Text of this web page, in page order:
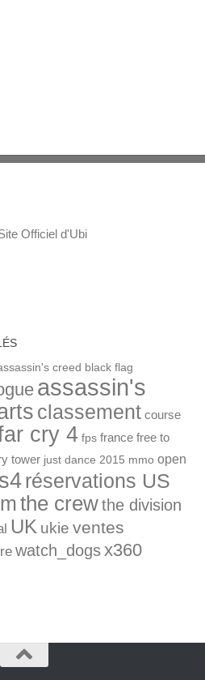
Officiel d'Ubi
creed black flag
assassin's
classement course
cry 4 fps france free to
tower just dance 2015 mmo open
réservations US
the crewthe division
UK ukie ventes
watch_dogsx360